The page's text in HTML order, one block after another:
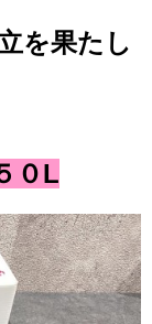
を果たし
０L